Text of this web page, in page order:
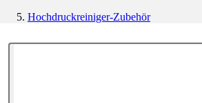
Hochdruckreiniger-Zubehör